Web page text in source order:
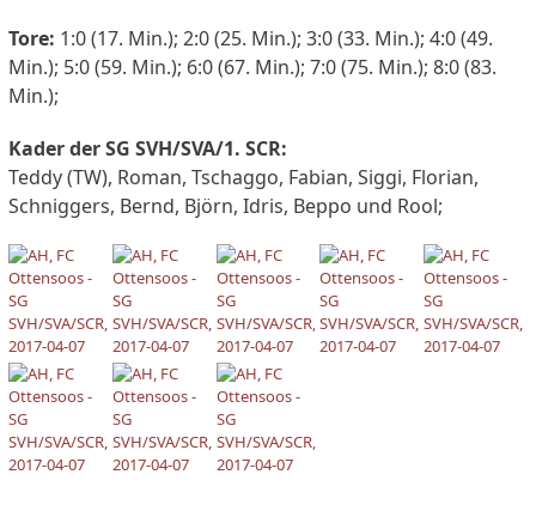
Tore: 1:0 (17. Min.); 2:0 (25. Min.); 3:0 (33. Min.); 4:0 (49.
Min.); 5:0 (59. Min.); 6:0 (67. Min.); 7:0 (75. Min.); 8:0 (83.
Min.);
Kader der SG SVH/SVA/1. SCR:
Teddy (TW), Roman, Tschaggo, Fabian, Siggi, Florian,
Schniggers, Bernd, Björn, Idris, Beppo und Rool;